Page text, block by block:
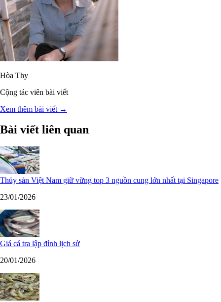
Hòa Thy
Cộng tác viên bài viết
Xem thêm bài viết →
Bài viết liên quan
Thủy sản Việt Nam giữ vững top 3 nguồn cung lớn nhất tại Singapore
23/01/2026
Giá cá tra lập đỉnh lịch sử
20/01/2026